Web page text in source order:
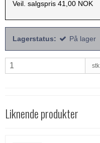
Veil. salgspris 41,00 NOK
Lagerstatus: På lager
stk.
Liknende produkter